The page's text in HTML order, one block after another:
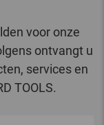
voor onze
ontvangt u
services en
TOOLS.